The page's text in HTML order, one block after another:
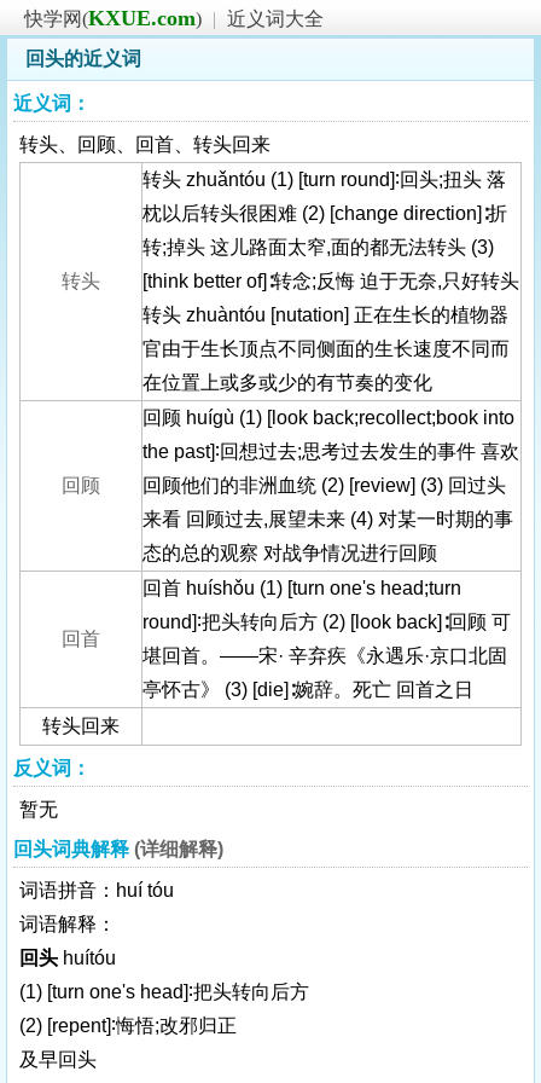
快学网(KXUE.com) | 近义词大全
回头的近义词
近义词：
转头、回顾、回首、转头回来
转头
转头 zhuǎntóu (1) [turn round]∶回头;扭头 落
枕以后转头很困难 (2) [change direction]∶折
转;掉头 这儿路面太窄,面的都无法转头 (3)
[think better of]∶转念;反悔 迫于无奈,只好转头
转头 zhuàntóu [nutation] 正在生长的植物器
官由于生长顶点不同侧面的生长速度不同而
在位置上或多或少的有节奏的变化
回顾
回顾 huígù (1) [look back;recollect;book into
the past]∶回想过去;思考过去发生的事件 喜欢
回顾他们的非洲血统 (2) [review] (3) 回过头
来看 回顾过去,展望未来 (4) 对某一时期的事
态的总的观察 对战争情况进行回顾
回首
回首 huíshǒu (1) [turn one's head;turn
round]∶把头转向后方 (2) [look back]∶回顾 可
堪回首。——宋· 辛弃疾《永遇乐·京口北固
亭怀古》 (3) [die]∶婉辞。死亡 回首之日
转头回来
反义词：
暂无
回头词典解释 (详细解释)
词语拼音：huí tóu
词语解释：
回头 huítóu
(1) [turn one's head]∶把头转向后方
(2) [repent]∶悔悟;改邪归正
及早回头